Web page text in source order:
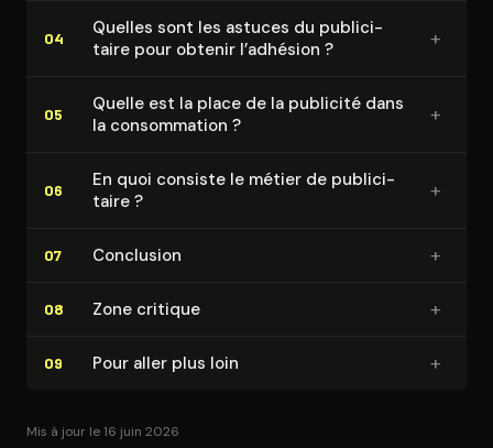
04
Quelles sont les astuces du pu­bli­ci­
taire pour obtenir l’adhésion ?
+
05
Quelle est la place de la publicité dans
la consom­ma­tion ?
+
06
En quoi consiste le métier de pu­bli­ci­
taire ?
+
07 Conclusion +
08 Zone critique +
09 Pour aller plus loin +
Mis à jour le 16 juin 2026